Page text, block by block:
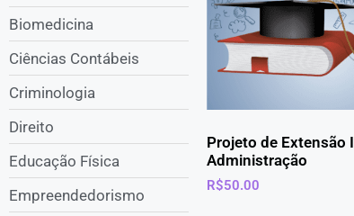
Biomedicina
Ciências Contábeis
Criminologia
Direito
Educação Física
Empreendedorismo
Projeto de Extensão I
Administração
R$50.00